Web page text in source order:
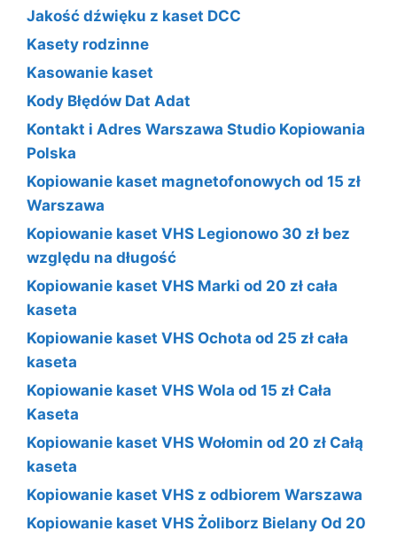
Jakość dźwięku z kaset DCC
Kasety rodzinne
Kasowanie kaset
Kody Błędów Dat Adat
Kontakt i Adres Warszawa Studio Kopiowania
Polska
Kopiowanie kaset magnetofonowych od 15 zł
Warszawa
Kopiowanie kaset VHS Legionowo 30 zł bez
względu na długość
Kopiowanie kaset VHS Marki od 20 zł cała
kaseta
Kopiowanie kaset VHS Ochota od 25 zł cała
kaseta
Kopiowanie kaset VHS Wola od 15 zł Cała
Kaseta
Kopiowanie kaset VHS Wołomin od 20 zł Całą
kaseta
Kopiowanie kaset VHS z odbiorem Warszawa
Kopiowanie kaset VHS Żoliborz Bielany Od 20